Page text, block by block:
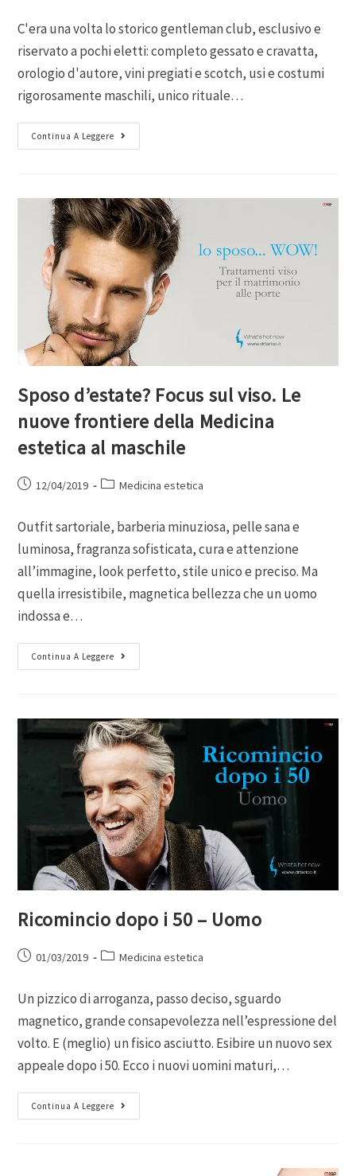
C'era una volta lo storico gentleman club, esclusivo e
riservato a pochi eletti: completo gessato e cravatta,
orologio d'autore, vini pregiati e scotch, usi e costumi
rigorosamente maschili, unico rituale…
Continua A Leggere
Sposo d’estate? Focus sul viso. Le
nuove frontiere della Medicina
estetica al maschile
12/04/2019 Medicina estetica
Outfit sartoriale, barberia minuziosa, pelle sana e
luminosa, fragranza sofisticata, cura e attenzione
all’immagine, look perfetto, stile unico e preciso. Ma
quella irresistibile, magnetica bellezza che un uomo
indossa e…
Continua A Leggere
Ricomincio dopo i 50 – Uomo
01/03/2019 Medicina estetica
Un pizzico di arroganza, passo deciso, sguardo
magnetico, grande consapevolezza nell’espressione del
volto. E (meglio) un fisico asciutto. Esibire un nuovo sex
appeale dopo i 50. Ecco i nuovi uomini maturi,…
Continua A Leggere